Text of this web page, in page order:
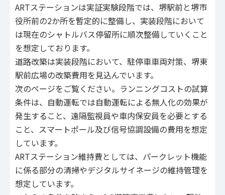
ARTステーションは実証実験段階では、堺駅前と堺市
役所前の2か所を暫定的に整備し、実装段階において
は現在のシャトルバス停留所に順次整備していくこと
を想定しております。
道路改築は実装段階において、駐停車車両対策、堺東
駅前広場の改築費用を見込んでいます。
次のページをご覧ください。ランニングコストの試算
条件は、自動運転では自動運転による無人化の効果が
発生すること、遠隔監視員や車内保安員を必要とする
こと、スマートポール及び信号協調設備の費用を想定
しています。
ARTステーション維持費としては、パークレット機能
に係る部分の清掃やデジタルサイネージの維持管理を
想定しています。